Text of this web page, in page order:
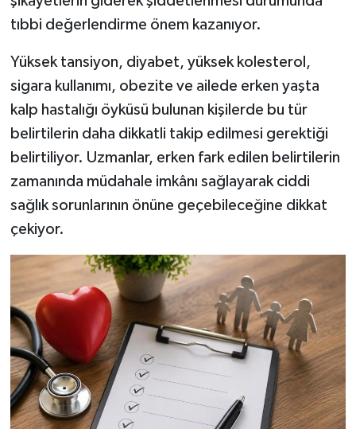
tıbbi değerlendirme önem kazanıyor.
Yüksek tansiyon, diyabet, yüksek kolesterol,
sigara kullanımı, obezite ve ailede erken yaşta
kalp hastalığı öyküsü bulunan kişilerde bu tür
belirtilerin daha dikkatli takip edilmesi gerektiği
belirtiliyor. Uzmanlar, erken fark edilen belirtilerin
zamanında müdahale imkânı sağlayarak ciddi
sağlık sorunlarının önüne geçebileceğine dikkat
çekiyor.